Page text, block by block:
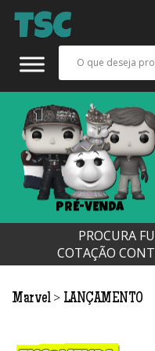
PRÉ-VENDA
PROCURA
COTAÇÃO
Marvel > LANÇAMENTO